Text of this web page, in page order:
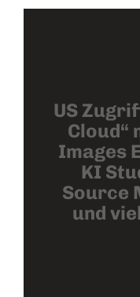
US
Cloud“
Images
KI
Source
und